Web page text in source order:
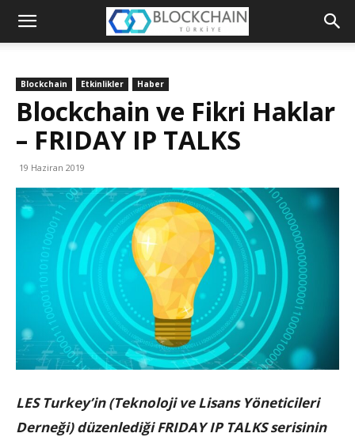
Blockchain
Platformu
Blockchain Etkinlikler Haber
Blockchain ve Fikri Haklar
– FRIDAY IP TALKS
19 Haziran 2019
LES Turkey’in (Teknoloji ve Lisans Yöneticileri
Derneği) düzenlediği FRIDAY IP TALKS serisinin